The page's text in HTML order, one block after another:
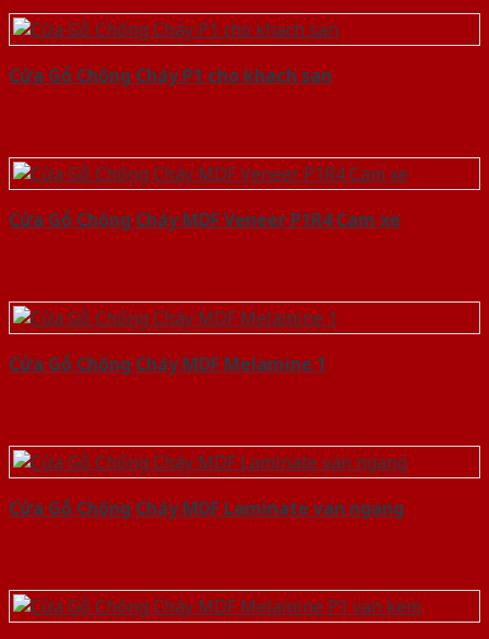
Cửa Gỗ Chống Cháy P1 cho khach san
Cửa Gỗ Chống Cháy MDF Veneer P1R4 Cam xe
Cửa Gỗ Chống Cháy MDF Melamine 1
Cửa Gỗ Chống Cháy MDF Laminate van ngang